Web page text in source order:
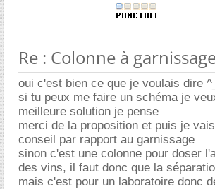
Re : Colonne à
oui c'est bien ce que je voulais dire
si tu peux me faire un schéma je
meilleure solution je pense
merci de la proposition et puis je
conseil par rapport au garnissage
sinon c'est une colonne pour doser
des vins, il faut donc que la
mais c'est pour un laboratoire donc